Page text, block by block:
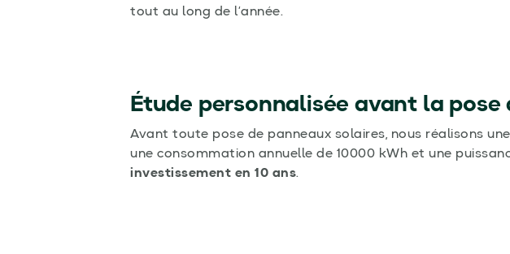
tout au long de l’année.
Étude personnalisée avant la pose
Avant toute pose de panneaux solaires, nous réalisons une
une consommation annuelle de 10000 kWh et une
investissement en 10 ans.